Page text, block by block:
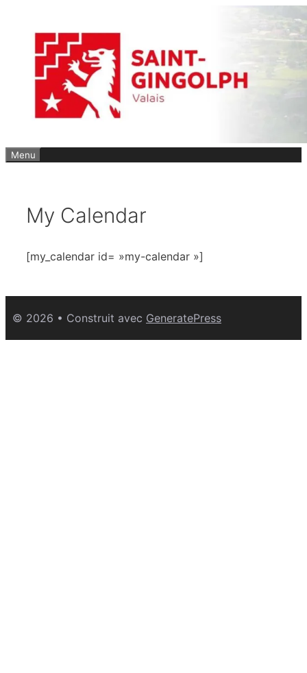
contenu
Menu
My Calendar
[my_calendar id= »my-calendar »]
© 2026 • Construit avec GeneratePress